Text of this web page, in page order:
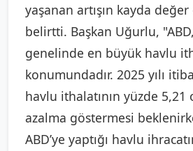
yaşanan artışın kayda
belirtti. Başkan Uğurlu,
genelinde en büyük havlu
konumundadır. 2025 yılı
havlu ithalatının yüzde 5,21
azalma göstermesi
ABD’ye yaptığı havlu